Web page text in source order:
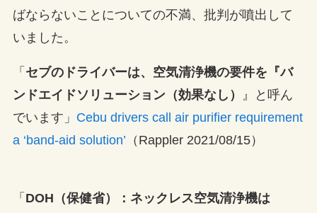
ばならないことについての不満、批判が噴出して
いました。
「 セブのドライバーは、空気清浄機の要件を『バ
ンドエイドソリューション（効果なし）
』と呼ん
でいます」 Cebu drivers call air purifier requirement
a ‘band-aid solution’ （Rappler 2021/08/15）
「 DOH（保健省）：ネックレス空気清浄機は